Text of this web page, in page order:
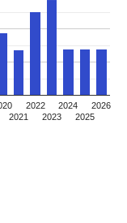
2021
2022
2023
2024
2025
2026